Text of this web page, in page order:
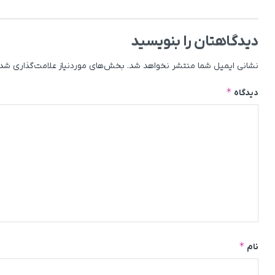
دیدگاهتان را بنویسید
نشانی ایمیل شما منتشر نخواهد شد. بخش‌های موردنیاز علامت‌گذاری
دیدگاه *
نام *